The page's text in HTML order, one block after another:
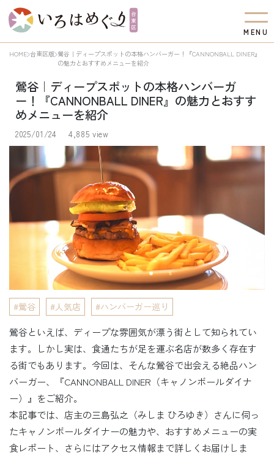
M EN U
HOME 台東区版 鶯谷｜ディープスポットの本格ハンバーガー！『CANNONBALL DINER』
の魅力とおすすめメニューを紹介
鶯谷｜ディープスポットの本格ハンバーガ
ー！『CANNONBALL DINER』の魅力とおすす
めメニューを紹介
2025/01/24 4,885 view
鶯谷 人気店 ハンバーガー巡り
鶯谷といえば、ディープな雰囲気が漂う街として知られてい
ます。しかし実は、食通たちが足を運ぶ名店が数多く存在す
る街でもあります。今回は、そんな鶯谷で出会える絶品ハン
バーガー、『CANNONBALL DINER（キャノンボールダイナ
ー）』をご紹介。
本記事では、店主の三島弘之（みしま ひろゆき）さんに伺っ
たキャノンボールダイナーの魅力や、おすすめメニューの実
食レポート、さらにはアクセス情報まで詳しくお届けしま